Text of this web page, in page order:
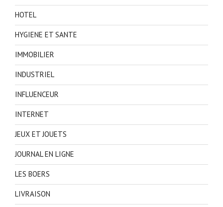
HOTEL
HYGIENE ET SANTE
IMMOBILIER
INDUSTRIEL
INFLUENCEUR
INTERNET
JEUX ET JOUETS
JOURNAL EN LIGNE
LES BOERS
LIVRAISON